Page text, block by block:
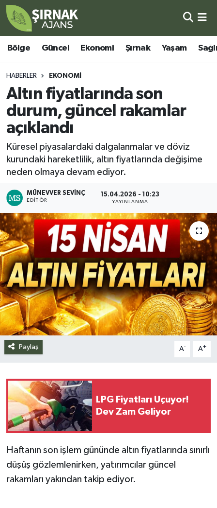
Bölge Güncel Ekonomi Şırnak Yaşam
HABERLER EKONOMI
Altın fiyatlarında son
durum, güncel rakamlar
açıklandı
Küresel piyasalardaki dalgalanmalar ve döviz
kurundaki hareketlilik, altın fiyatlarında değişime
neden olmaya devam ediyor.
MÜNEVVER SEVINÇ
EDITÖR
15.04.2026 - 10:23
YAYINLANMA
Paylaş A- A+
LPG Fiyatları Uçuyor!
Dev Zam Geliyor
Haftanın son işlem gününde altın fiyatlarında sınırlı
düşüş gözlemlenirken, yatırımcılar güncel
rakamları yakından takip ediyor.
Bölge
Güncel
Ekonomi
Şırnak
Yaşam
Sağlık
Siyaset
Spor
Teknoloji
Yazarlar
Şırnak Nöbetçi Eczaneler
Şırnak Hava Durumu
Şirnak Namaz Vakitleri
Şırnak Trafik Yoğunluk Haritası
Süper Lig Puan Durumu ve Fikstür
Tüm Manşetler